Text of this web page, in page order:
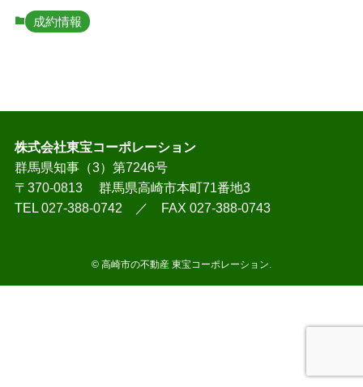
成約情報
株式会社東宝コーポレーション
群馬県知事（3）第7246号
〒370-0813 群馬県高崎市本町71番地3
TEL 027-388-0742 ／ FAX 027-388-0743
© 高崎市の不動産 東宝コーポレーション.